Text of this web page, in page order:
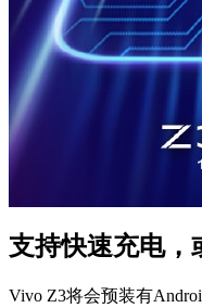
支持快速充电，
Vivo Z3将会预装有